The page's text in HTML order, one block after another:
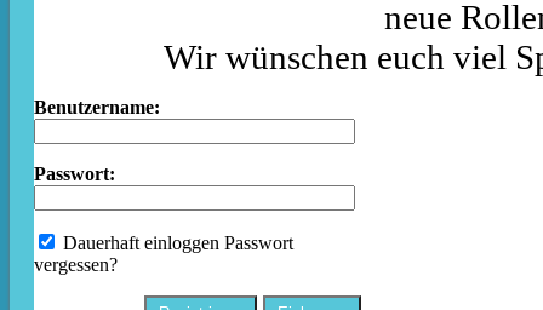
neue
Wir wünschen euch viel
Benutzername:
Passwort:
Dauerhaft einloggen Passwort
vergessen?